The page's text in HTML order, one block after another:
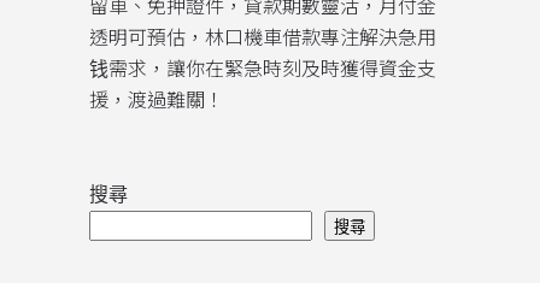
透明可預估，林口機車借款專注解決急用
钱需求，讓你在緊急時刻及時獲得資金支
援，渡過難關！
搜尋
搜尋